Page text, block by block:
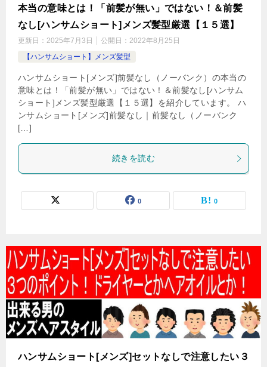
本当の意味とは！「前髪が無い」ではない！＆前髪
なし[ハンサムショート]メンズ髪型厳選【１５選】
更新日： 2025年7月3日 公開日： 2022年8月25日
【ハンサムショート】メンズ髪型
ハンサムショート[メンズ]前髪なし（ノーバンク）の本当の
意味とは！「前髪が無い」ではない！＆前髪なし[ハンサム
ショート]メンズ髪型厳選【１５選】を紹介しています。 ハ
ンサムショート[メンズ]前髪なし｜前髪なし（ノーバンク
[…]
続きを読む
0 0
ハンサムショート[メンズ]セットなしで注意したい３